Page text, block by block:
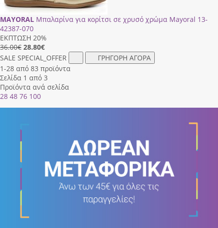
MAYORAL Μπαλαρίνα για κορίτσι σε χρυσό χρώμα Mayoral 13-
42387-070
ΕΚΠΤΩΣΗ 20%
36.00€ 28.80€
SALE SPECIAL_OFFER
ΓΡΗΓΟΡΗ ΑΓΟΡΑ
1-28 από 83 προϊόντα
Σελίδα 1 από 3
Προϊόντα ανά σελίδα
28 48 76 100